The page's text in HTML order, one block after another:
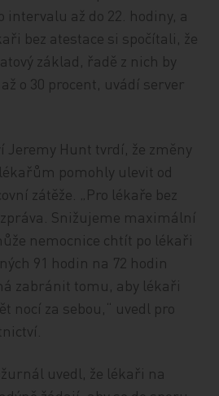
intervalu až do 22. hodiny, a
bez atestace si spočítali, že
základ, řadě z nich by
o 30 procent, uvádí server
Hunt tvrdí, že změny
pomohly ulevit od
zátěže. „Pro lékaře bez
Snižujeme maximální
nemocnice chtít po lékaři
91 hodin na 72 hodin
zabránit tomu, aby lékaři
nocí za sebou,“ uvedl pro
uvedl, že lékaři na